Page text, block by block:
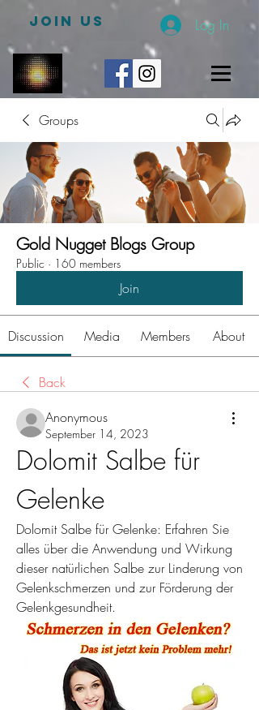
JOIN US Log In
Groups
Gold Nugget Blogs Group
Public · 160 members
Join
Discussion Media Members About
Back
Anonymous
September 14, 2023
Dolomit Salbe für
Gelenke
Dolomit Salbe für Gelenke: Erfahren Sie
alles über die Anwendung und Wirkung
dieser natürlichen Salbe zur Linderung von
Gelenkschmerzen und zur Förderung der
Gelenkgesundheit.